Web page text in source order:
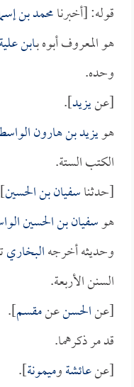
قوله: [أخبرنامحمد بن
هو المعروف أبوه بـابن علية
وحده.
[عنيزيد].
هويزيد بن هارون
الكتب الستة.
[حدثناسفيان بن الحسين
هوسفيان بن الحسين
وحديثه أخرجهالبخاري
السنن الأربعة.
[عنالحسنعنمقسم].
قد مر ذكرهما.
[عنعائشةوميمونة].